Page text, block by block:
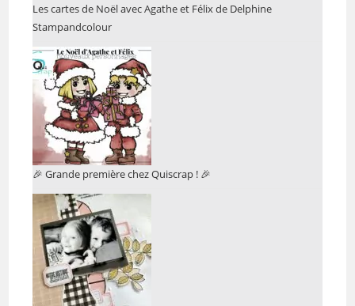
Les cartes de Noël avec Agathe et Félix de Delphine
Stampandcolour
🎉 Grande première chez Quiscrap ! 🎉